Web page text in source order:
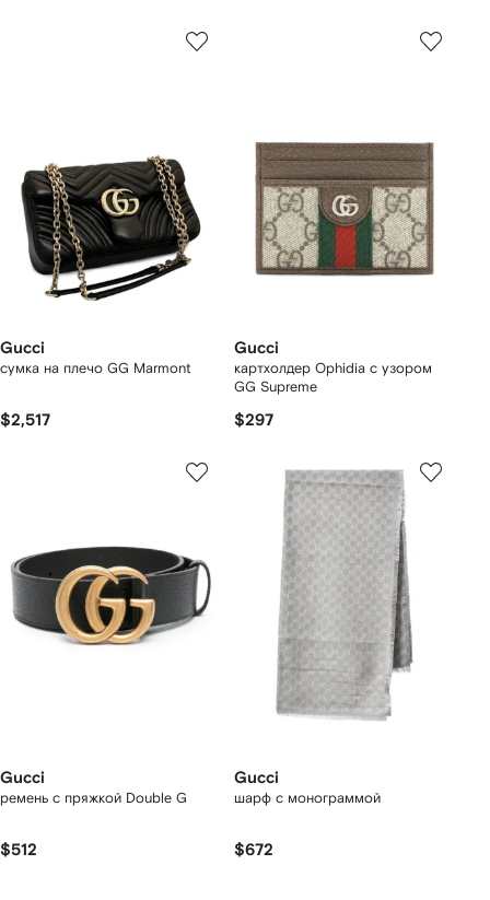
Gucci
сумка на плечо GG Marmont
$2,517
Gucci
картхолдер Ophidia с узором
GG Supreme
$297
Gucci
ремень с пряжкой Double G
$512
Gucci
шарф с монограммой
$672